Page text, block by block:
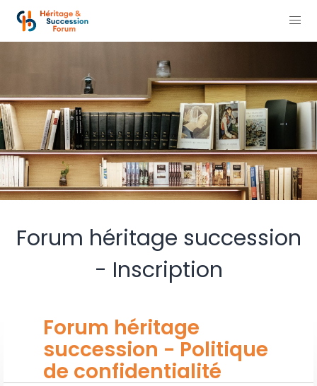
Forum héritage succession
- Inscription
Forum héritage
succession - Politique
de confidentialité